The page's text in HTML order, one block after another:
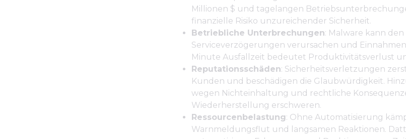
Millionen $ und tagelangen
finanzielle Risiko unzureichender Sicherheit.
Betriebliche Unterbrechungen: Malware kann
Serviceverzögerungen verursachen und
Minute Ausfallzeit bedeutet Produktivitätsverlust
Reputationsschäden: Sicherheitsverletzungen
Kunden und beschädigen die Glaubwürdigkeit.
wegen Nichteinhaltung und rechtliche
Wiederherstellung erschweren.
Ressourcenbelastung: Ohne Automatisierung
Warnmeldungsflut und langsamen Reaktionen.